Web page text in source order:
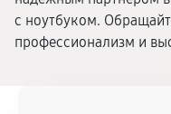
с ноутбуком.
профессионализм и